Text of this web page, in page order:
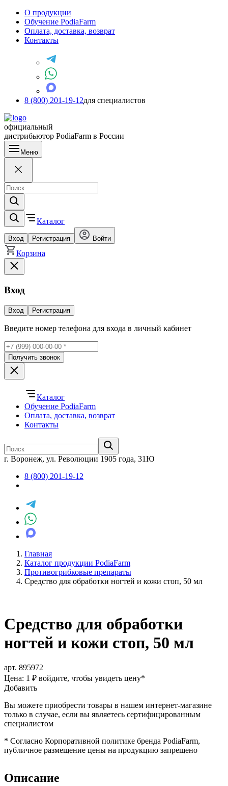
О продукции
Обучение PodiaFarm
Оплата, доставка, возврат
Контакты
8 (800) 201-19-12для специалистов
официальный
дистрибьютор PodiaFarm в России
Меню
Каталог
Вход Регистрация Войти
Корзина
Вход
Вход Регистрация
Введите номер телефона для входа в личный кабинет
Получить звонок
Каталог
Обучение PodiaFarm
Оплата, доставка, возврат
Контакты
г. Воронеж, ул. Революции 1905 года, 31Ю
8 (800) 201-19-12
Главная
Каталог продукции PodiaFarm
Противогрибковые препараты
Средство для обработки ногтей и кожи стоп, 50 мл
Средство для обработки
ногтей и кожи стоп, 50 мл
арт. 895972
Цена: 1 ₽ войдите, чтобы увидеть цену*
Добавить
Вы можете приобрести товары в нашем интернет-магазине
только в случае, если вы являетесь сертифицированным
специалистом
* Согласно Корпоративной политике бренда PodiaFarm,
публичное размещение цены на продукцию запрещено
Описание